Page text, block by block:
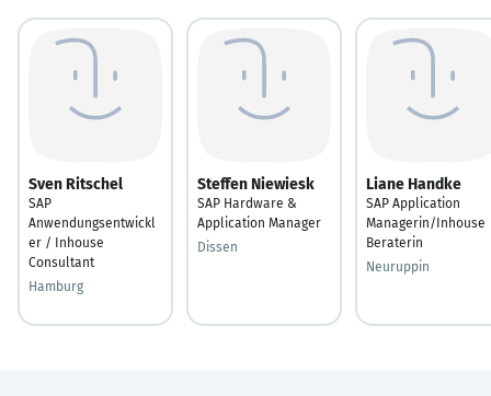
Sven Ritschel
SAP
Anwendungsentwickl
er / Inhouse
Consultant
Hamburg
Steffen Niewiesk
SAP Hardware &
Application Manager
Dissen
Liane Handke
SAP Application
Managerin/Inhouse
Beraterin
Neuruppin